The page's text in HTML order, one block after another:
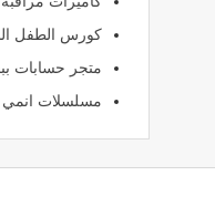
كورس الطفل
متجر حسابات
مسلسلات انمي